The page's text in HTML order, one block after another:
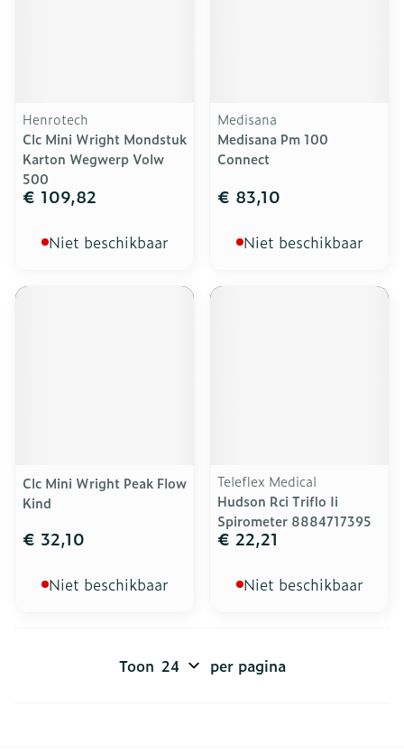
Henrotech
Clc Mini Wright Mondstuk
Karton Wegwerp Volw
500
€ 109,82
Niet beschikbaar
Medisana
Medisana Pm 100
Connect
€ 83,10
Niet beschikbaar
Clc Mini Wright Peak Flow
Kind
€ 32,10
Niet beschikbaar
Teleflex Medical
Hudson Rci Triflo Ii
Spirometer 8884717395
€ 22,21
Niet beschikbaar
Toon per pagina